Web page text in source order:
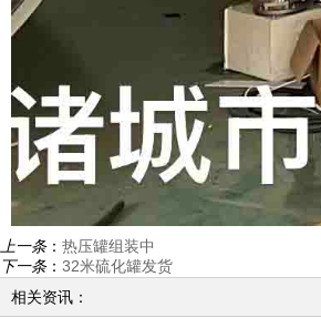
上一条： 热压罐组装中
下一条： 32米硫化罐发货
相关资讯：